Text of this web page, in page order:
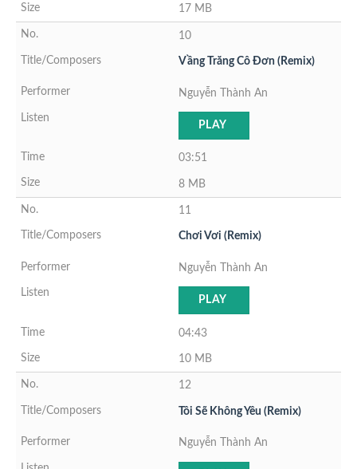
17 MB
10
Vầng Trăng Cô Đơn (Remix)
Nguyễn Thành An
PLAY
03:51
8 MB
11
Chơi Vơi (Remix)
Nguyễn Thành An
PLAY
04:43
10 MB
12
Tôi Sẽ Không Yêu (Remix)
Nguyễn Thành An